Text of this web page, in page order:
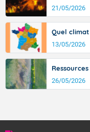
21/05/2026
Quel
13/05/2026
26/05/2026